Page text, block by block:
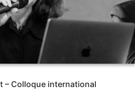
– Colloque international